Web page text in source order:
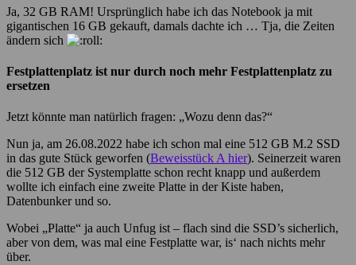
Ja, 32 GB RAM! Ursprünglich habe ich das Notebook ja mit
gigantischen 16 GB gekauft, damals dachte ich … Tja, die Zeiten
ändern sich
Festplattenplatz ist nur durch noch mehr Festplattenplatz zu
ersetzen
Jetzt könnte man natürlich fragen: „Wozu denn das?“
Nun ja, am 26.08.2022 habe ich schon mal eine 512 GB M.2 SSD
in das gute Stück geworfen (Beweisstück A hier). Seinerzeit waren
die 512 GB der Systemplatte schon recht knapp und außerdem
wollte ich einfach eine zweite Platte in der Kiste haben,
Datenbunker und so.
Wobei „Platte“ ja auch Unfug ist – flach sind die SSD’s sicherlich,
aber von dem, was mal eine Festplatte war, is‘ nach nichts mehr
über.